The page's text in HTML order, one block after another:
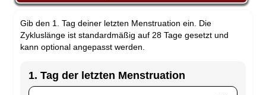
Gib den 1. Tag deiner letzten Menstruation ein. Die
Zykluslänge ist standardmäßig auf 28 Tage gesetzt und
kann optional angepasst werden.
1. Tag der letzten Menstruation